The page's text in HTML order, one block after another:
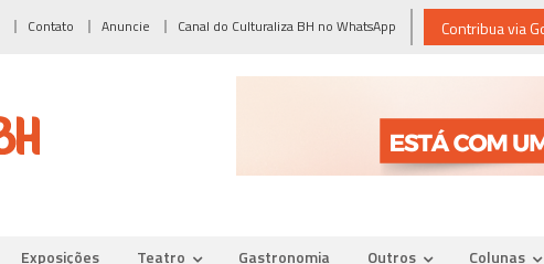
Contato Anuncie Canal do Culturaliza BH no WhatsApp Contribua via
Exposições Teatro Gastronomia Outros Colunas